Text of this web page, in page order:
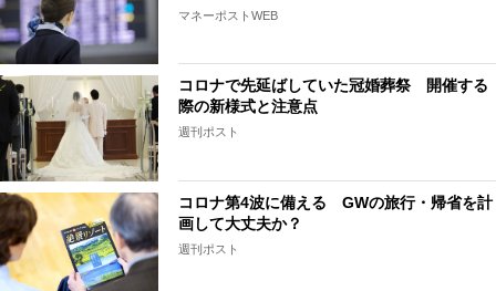
マネーポストWEB
コロナで先延ばしていた冠婚葬祭 開催する
際の新様式と注意点
週刊ポスト
コロナ第4波に備える GWの旅行・帰省を計
画して大丈夫か？
週刊ポスト